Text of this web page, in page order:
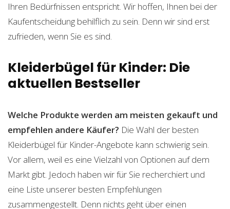
Ihren Bedürfnissen entspricht. Wir hoffen, Ihnen bei der
Kaufentscheidung behilflich zu sein. Denn wir sind erst
zufrieden, wenn Sie es sind.
Kleiderbügel für Kinder: Die
aktuellen Bestseller
Welche Produkte werden am meisten gekauft und
empfehlen andere Käufer? Die Wahl der besten
Kleiderbügel für Kinder-Angebote kann schwierig sein.
Vor allem, weil es eine Vielzahl von Optionen auf dem
Markt gibt. Jedoch haben wir für Sie recherchiert und
eine Liste unserer besten Empfehlungen
zusammengestellt. Denn nichts geht über einen